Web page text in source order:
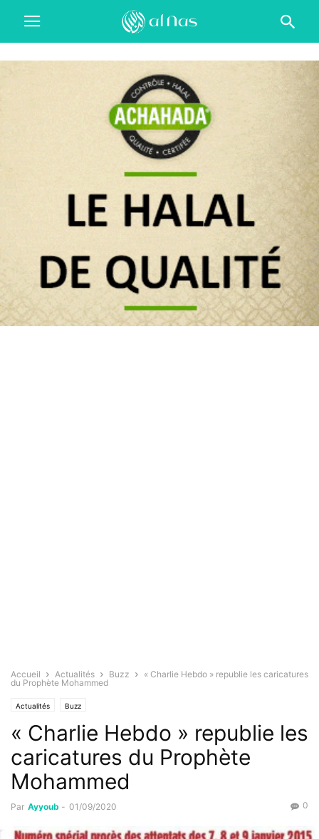
Accueil Actualités Buzz
« Charlie Hebdo » republie les caricatures
du Prophète Mohammed
Actualités Buzz
« Charlie Hebdo » republie les
caricatures du Prophète
Mohammed
Par Ayyoub - 01/09/2020 0